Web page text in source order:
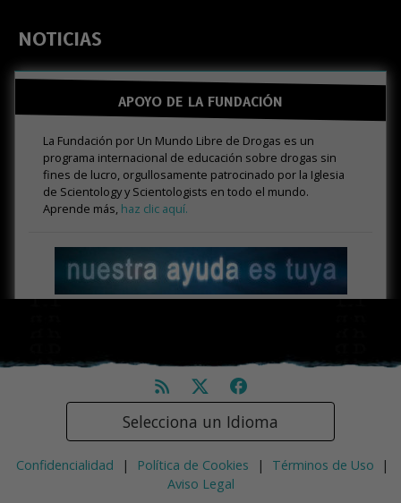
NOTICIAS
APOYO DE LA FUNDACIÓN
La Fundación por Un Mundo Libre de Drogas es un
programa internacional de educación sobre drogas sin
fines de lucro, orgullosamente patrocinado por la Iglesia
de Scientology y Scientologists en todo el mundo.
Aprende más, haz clic aquí.
Selecciona un Idioma
Confidencialidad | Política de Cookies | Términos de Uso
|
Aviso Legal